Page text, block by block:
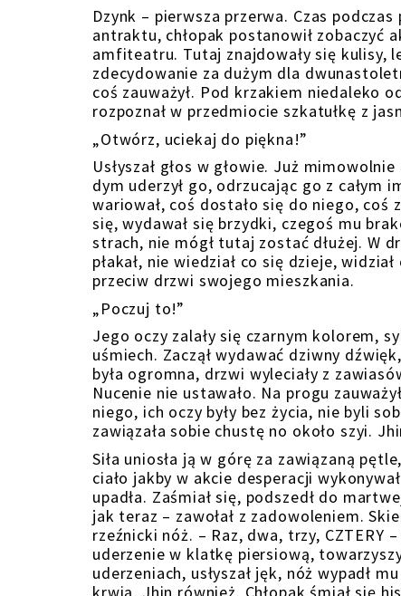
Dzynk – pierwsza przerwa. Czas
antraktu, chłopak postanowił zobaczyć
amfiteatru. Tutaj znajdowały się kulisy,
zdecydowanie za dużym dla
coś zauważył. Pod krzakiem niedaleko
rozpoznał w przedmiocie szkatułkę z
„Otwórz, uciekaj do piękna!”
Usłyszał głos w głowie. Już
dym uderzył go, odrzucając go z całym
wariował, coś dostało się do niego, coś
się, wydawał się brzydki, czegoś mu
strach, nie mógł tutaj zostać dłużej. W
płakał, nie wiedział co się dzieje,
przeciw drzwi swojego mieszkania.
„Poczuj to!”
Jego oczy zalały się czarnym kolorem,
uśmiech. Zaczął wydawać dziwny
była ogromna, drzwi wyleciały z
Nucenie nie ustawało. Na progu
niego, ich oczy były bez życia, nie byli
zawiązała sobie chustę no około szyi.
Siła uniosła ją w górę za zawiązaną
ciało jakby w akcie desperacji
upadła. Zaśmiał się, podszedł do
jak teraz – zawołał z zadowoleniem.
rzeźnicki nóż. – Raz, dwa, trzy, CZTERY
uderzenie w klatkę piersiową,
uderzeniach, usłyszał jęk, nóż wypadł